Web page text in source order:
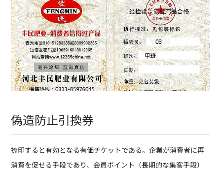
偽造防止引換券
捺印すると有効となる有価チケットである。企業が消費者に再
消費を促せる手段であり、会員ポイント（長期的な集客手段）